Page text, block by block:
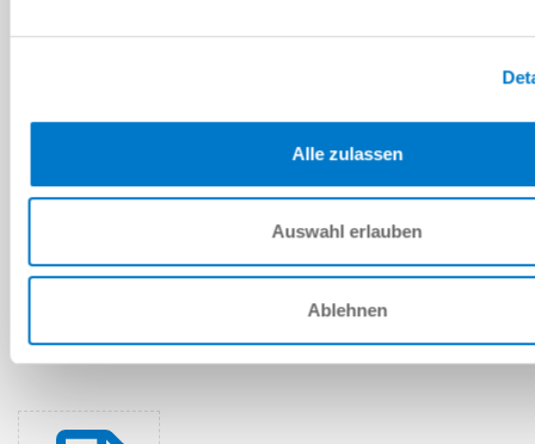
Alle zulassen
Auswahl erlauben
Ablehnen
설치 및 작동 지침